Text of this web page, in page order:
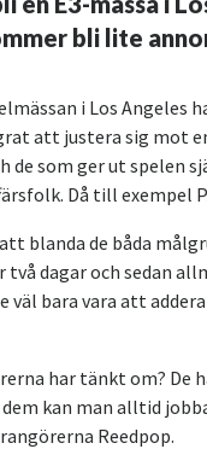
bli lite
i Los Angeles
att justera sig mot
de som ger ut spelen
Då till exempel
blanda de båda
två dagar och sedan
väl bara vara att
har tänkt om?
kan man alltid
Reedpop.